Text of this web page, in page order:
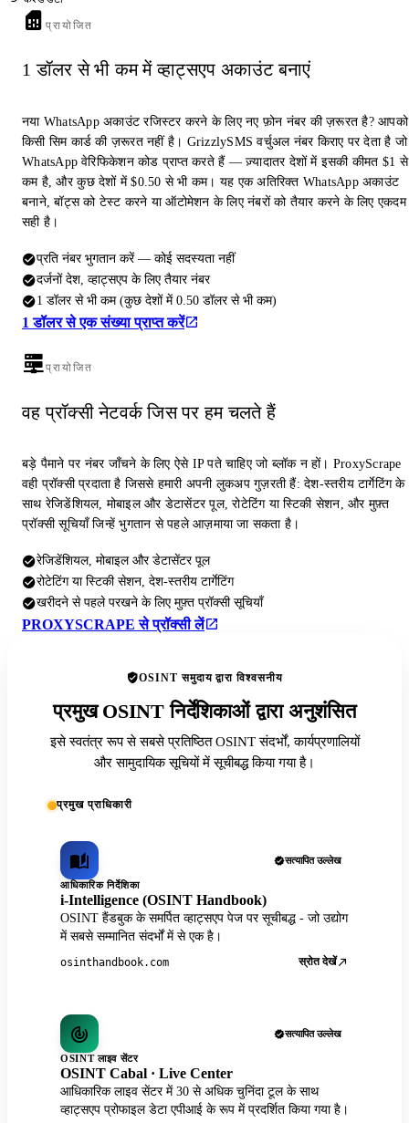
प्रायोजित
1 डॉलर से भी कम में व्हाट्सएप अकाउंट बनाएं
नया WhatsApp अकाउंट रजिस्टर करने के लिए नए फ़ोन नंबर की ज़रूरत है? आपको
किसी सिम कार्ड की ज़रूरत नहीं है। GrizzlySMS वर्चुअल नंबर किराए पर देता है जो
WhatsApp वेरिफिकेशन कोड प्राप्त करते हैं — ज़्यादातर देशों में इसकी कीमत $1 से
कम है, और कुछ देशों में $0.50 से भी कम। यह एक अतिरिक्त WhatsApp अकाउंट
बनाने, बॉट्स को टेस्ट करने या ऑटोमेशन के लिए नंबरों को तैयार करने के लिए एकदम
सही है।
प्रति नंबर भुगतान करें — कोई सदस्यता नहीं
दर्जनों देश, व्हाट्सएप के लिए तैयार नंबर
1 डॉलर से भी कम (कुछ देशों में 0.50 डॉलर से भी कम)
1 डॉलर से एक संख्या प्राप्त करें
प्रायोजित
वह प्रॉक्सी नेटवर्क जिस पर हम चलते हैं
बड़े पैमाने पर नंबर जाँचने के लिए ऐसे IP पते चाहिए जो ब्लॉक न हों। ProxyScrape
वही प्रॉक्सी प्रदाता है जिससे हमारी अपनी लुकअप गुज़रती हैं: देश-स्तरीय टार्गेटिंग के
साथ रेजिडेंशियल, मोबाइल और डेटासेंटर पूल, रोटेटिंग या स्टिकी सेशन, और मुफ़्त
प्रॉक्सी सूचियाँ जिन्हें भुगतान से पहले आज़माया जा सकता है।
रेजिडेंशियल, मोबाइल और डेटासेंटर पूल
रोटेटिंग या स्टिकी सेशन, देश-स्तरीय टार्गेटिंग
खरीदने से पहले परखने के लिए मुफ़्त प्रॉक्सी सूचियाँ
PROXYSCRAPE से प्रॉक्सी लें
OSINT समुदाय द्वारा विश्वसनीय
प्रमुख OSINT निर्देशिकाओं द्वारा अनुशंसित
इसे स्वतंत्र रूप से सबसे प्रतिष्ठित OSINT संदर्भों, कार्यप्रणालियों
और सामुदायिक सूचियों में सूचीबद्ध किया गया है।
प्रमुख प्राधिकारी
सत्यापित उल्लेख
आधिकारिक निर्देशिका
i-Intelligence (OSINT Handbook)
OSINT हैंडबुक के समर्पित व्हाट्सएप पेज पर सूचीबद्ध - जो उद्योग
में सबसे सम्मानित संदर्भों में से एक है।
osinthandbook.com स्रोत देखें
सत्यापित उल्लेख
OSINT लाइव सेंटर
OSINT Cabal · Live Center
आधिकारिक लाइव सेंटर में 30 से अधिक चुनिंदा टूल के साथ
व्हाट्सएप प्रोफाइल डेटा एपीआई के रूप में प्रदर्शित किया गया है।